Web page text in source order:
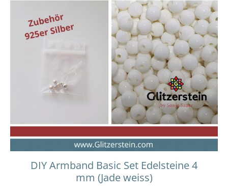
DIY Armband Basic Set Edelsteine 4
mm (Jade weiss)
Produkt
weist
mehrere
Varianten
auf.
Die
Optionen
können
auf
der
werden
14,00 €
bis
15,00 €